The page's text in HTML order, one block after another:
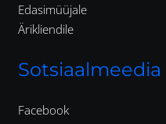
Edasimüüjale
Ärikliendile
Sotsiaalmeedia
Facebook